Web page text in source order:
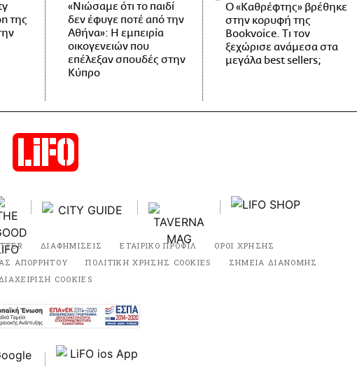
της
«Νιώσαμε ότι το παιδί
δεν έφυγε ποτέ από την
Αθήνα»: Η εμπειρία
οικογενειών που
επέλεξαν σπουδές στην
Κύπρο
Ο «Καθρέφτης» βρέθηκε
στην κορυφή της
Bookvoice. Τι τον
ξεχώρισε ανάμεσα στα
μεγάλα best sellers;
ΔΙΑΦΗΜΙΣΕΙΣ ΕΤΑΙΡΙΚΟ ΠΡΟΦΙΛ
ΟΡΟΙ ΧΡΗΣΗΣ
ΑΠΟΡΡΗΤΟΥ
ΠΟΛΙΤΙΚΗ ΧΡΗΣΗΣ COOKIES
ΣΗΜΕΙΑ ΔΙΑΝΟΜΗΣ
COOKIES